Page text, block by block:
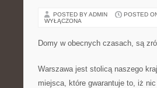
POSTED BY ADMIN POSTED
WYŁĄCZONA
Domy w obecnych czasach, są
Warszawa jest stolicą naszego
miejsca, które gwarantuje to, iż